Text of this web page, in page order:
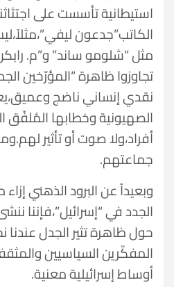
استيطانية تأسست على
الكاتب”جدعون
مثل “شلومو ساند” و”م.
تجاوزوا ظاهرة “المؤرّخين
نقدي إنساني ناضج
الصهيونية وخطابها
أفراد،ولا صوت أو تأثير
جماعتهم.
وبعيداً عن البرود الذهني
الجدد في “إسرائيل”،فإننا
حول ظاهرة تثير الجدل عندنا
المفكّرين السياسيين
أوساط إسرائيلية معنية.